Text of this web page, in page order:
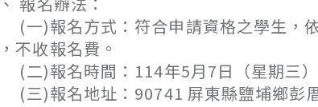
)報名方式：符合申請資格之學生，依
不收報名費。
)報名時間：114年5月7日（星期三）
)報名地址：90741 屏東縣鹽埔鄉彭厝